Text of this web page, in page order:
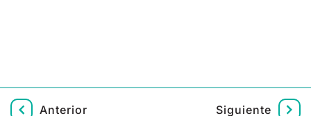
Anterior Siguiente